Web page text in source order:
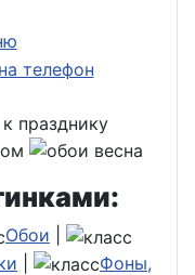
Обои
Фоны,